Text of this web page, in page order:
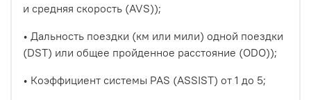
и средняя скорость (AVS));
• Дальность поездки (км или мили) одной поездки
(DST) или общее пройденное расстояние (ODO));
• Коэффициент системы PAS (ASSIST) от 1 до 5;